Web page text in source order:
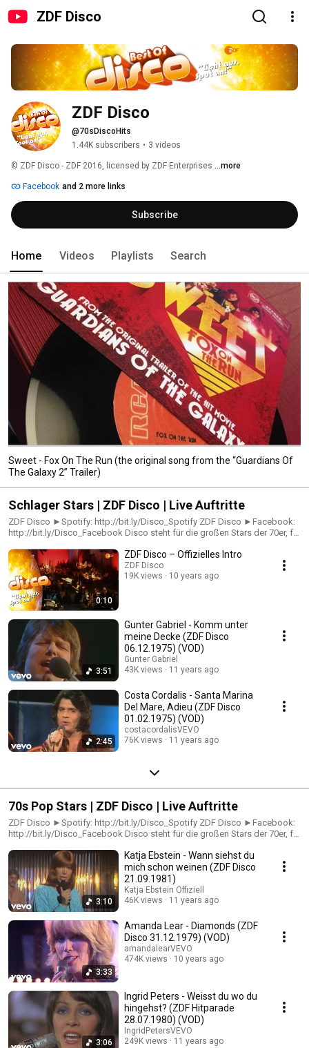
ZDF Disco
ZDF Disco
@70sDiscoHits
1.44K subscribers • 3 videos
© ZDF Disco - ZDF 2016, licensed by ZDF Enterprises ...more
Facebook and 2 more links
Subscribe
Home Videos Playlists Search
Sweet - Fox On The Run (the original song from the “Guardians Of
The Galaxy 2” Trailer)
Schlager Stars | ZDF Disco | Live Auftritte
ZDF Disco ►Spotify: http://bit.ly/Disco_Spotify ZDF Disco ►Facebook:
http://bit.ly/Disco_Facebook Disco steht für die großen Stars der 70er, für
einfühlsame Balladen und auch für deutsche Kultschlager – und genau
das findest du hier, inklusive passender Playlists! Homepage
►http://bit.ly/Disco_Homepage
0:10
ZDF Disco – Offizielles Intro
ZDF Disco
19K views
10 years ago
3:51
Gunter Gabriel - Komm unter
meine Decke (ZDF Disco
06.12.1975) (VOD)
Gunter Gabriel
43K views
11 years ago
2:45
Costa Cordalis - Santa Marina
Del Mare, Adieu (ZDF Disco
01.02.1975) (VOD)
costacordalisVEVO
76K views
11 years ago
70s Pop Stars | ZDF Disco | Live Auftritte
ZDF Disco ►Spotify: http://bit.ly/Disco_Spotify ZDF Disco ►Facebook:
http://bit.ly/Disco_Facebook Disco steht für die großen Stars der 70er, für
einfühlsame Balladen und auch für deutsche Kultschlager – und genau
das findest du hier, inklusive passender Playlists! Homepage
►http://bit.ly/Disco_Homepage
3:10
Katja Ebstein - Wann siehst du
mich schon weinen (ZDF Disco
21.09.1981)
Katja Ebstein Offiziell
46K views
11 years ago
3:33
Amanda Lear - Diamonds (ZDF
Disco 31.12.1979) (VOD)
amandalearVEVO
474K views
10 years ago
3:06
Ingrid Peters - Weisst du wo du
hingehst? (ZDF Hitparade
28.07.1980) (VOD)
IngridPetersVEVO
249K views
11 years ago